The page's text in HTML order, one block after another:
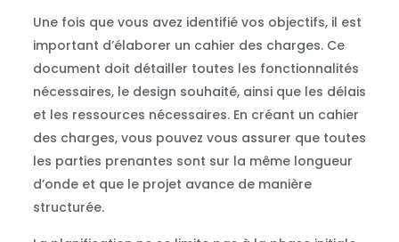
Une fois que vous avez identifié vos objectifs, il est
important d’élaborer un cahier des charges. Ce
document doit détailler toutes les fonctionnalités
nécessaires, le design souhaité, ainsi que les délais
et les ressources nécessaires. En créant un cahier
des charges, vous pouvez vous assurer que toutes
les parties prenantes sont sur la même longueur
d’onde et que le projet avance de manière
structurée.